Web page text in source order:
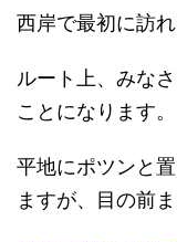
西岸で最初に訪
ルート上、みな
ことになります。
平地にポツンと
ますが、目の前